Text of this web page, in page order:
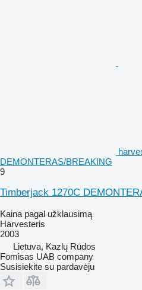
DEMONTERAS/BREAKING
9
Timberjack 1270C
Kaina pagal užklausimą
Harvesteris
2003
Lietuva, Kazlų Rūdos
Fomisas UAB company
Susisiekite su pardavėju